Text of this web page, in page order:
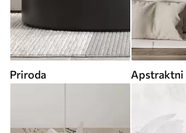
Priroda Apstraktni